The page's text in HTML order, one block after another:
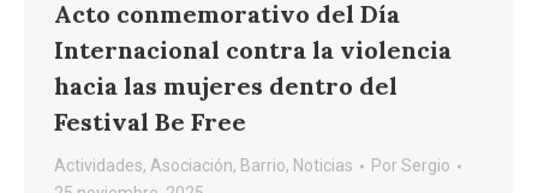
Acto conmemorativo del Día
Internacional contra la violencia
hacia las mujeres dentro del
Festival Be Free
Actividades, Asociación, Barrio, Noticias PorSergio